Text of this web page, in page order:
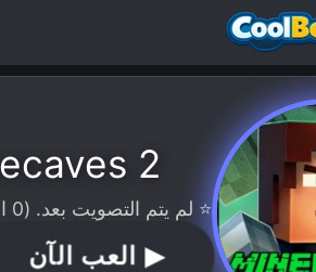
2
⭐ لم يتم التصويت بعد. (0 الأصوات)
▶العب الآن